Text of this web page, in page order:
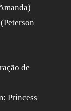
de
Princess